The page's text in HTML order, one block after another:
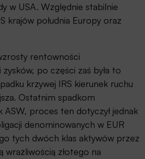
w USA. Względnie stabilnie
krajów południa Europy oraz
rentowności
po części zaś była to
krzywej IRS kierunek ruchu
Ostatnim spadkom
ASW, proces ten dotyczył jednak
denominowanych w EUR
tych dwóch klas aktywów przez
wrażliwością złotego na